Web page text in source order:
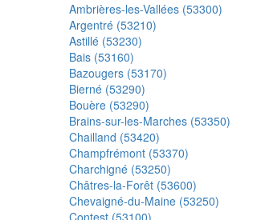
Ambrières-les-Vallées (53300)
Argentré (53210)
Astillé (53230)
Bais (53160)
Bazougers (53170)
Bierné (53290)
Bouère (53290)
Brains-sur-les-Marches (53350)
Chailland (53420)
Champfrémont (53370)
Charchigné (53250)
Châtres-la-Forêt (53600)
Chevaigné-du-Maine (53250)